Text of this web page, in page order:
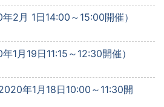
2月 1日14:00～15:00開催）
1月19日11:15～12:30開催）
年1月18日10:00～11:30開